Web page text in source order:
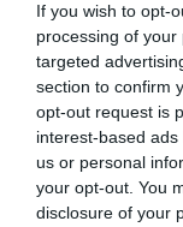
If you wish to opt-
processing of
targeted
section to confirm
opt-out request is
interest-based
us or personal
your opt-out. You
disclosure of your